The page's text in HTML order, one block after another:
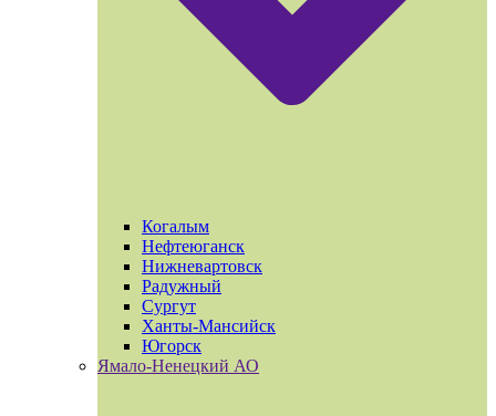
Когалым
Нефтеюганск
Нижневартовск
Радужный
Сургут
Ханты-Мансийск
Югорск
Ямало-Ненецкий АО